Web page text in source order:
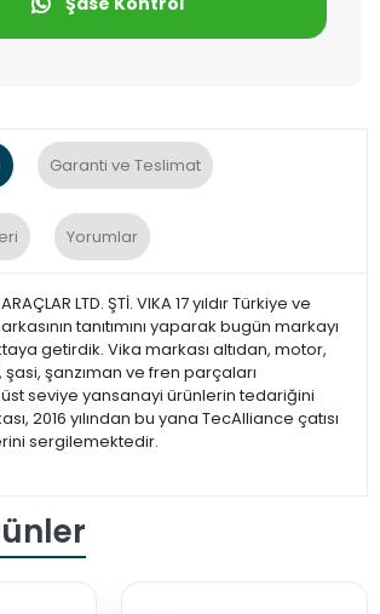
Garanti ve Teslimat
Yorumlar
LTD. ŞTİ. VIKA 17 yıldır Türkiye ve
tanıtımını yaparak bugün markayı
getirdik. Vika markası altıdan, motor,
şanzıman ve fren parçaları
üst seviye yansanayi ürünlerin tedariğini
2016 yılından bu yana TecAlliance çatısı
sergilemektedir.